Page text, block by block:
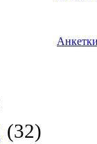
(32)